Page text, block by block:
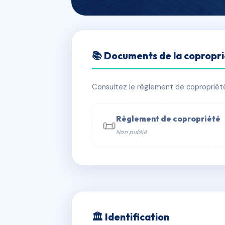
Résidence BEL
📍 ACAJOU route départemental 14
📞 Contacter Syndic Digital
📚 Documents de la
Consultez le règlement de
📜Règlement de copropriété
Non publié
🏛 Identification